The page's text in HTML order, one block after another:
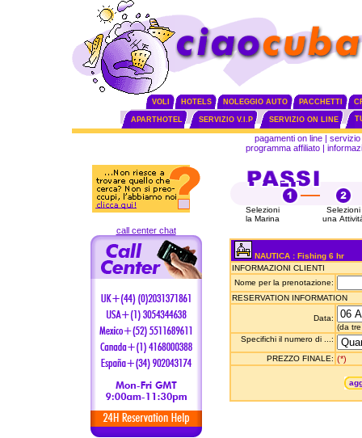
VOLI HOTELS NOLEGGIO AUTO PACCHETTI
APARTHOTEL SERVIZIO V.I.P SERVIZIO ON LINE
call center chat
pagamenti on line | servizio
programma affiliato|
Selezioni
la Marina
Selezioni
una
NAUTICA : Fishing 6 hr
INFORMAZIONI CLIENTI
Nome per la prenotazione:
RESERVATION INFORMATION
Data:
(da
Specifichi il numero di ...:
PREZZO FINALE: (*)